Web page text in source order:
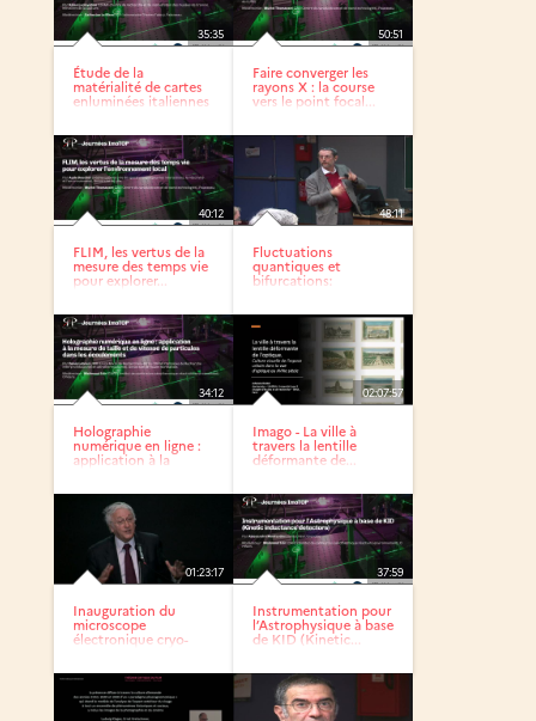
35:35
Étude de la
matérialité de cartes
enluminées italiennes
50:51
Faire converger les
rayons X : la course
vers le point focal...
40:12
FLIM, les vertus de la
mesure des temps vie
pour explorer...
48:11
Fluctuations
quantiques et
bifurcations:
34:12
Holographie
numérique en ligne :
application à la
02:07:57
Imago - La ville à
travers la lentille
déformante de...
01:23:17
Inauguration du
microscope
électronique cryo-
37:59
Instrumentation pour
l’Astrophysique à base
de KID (Kinetic...